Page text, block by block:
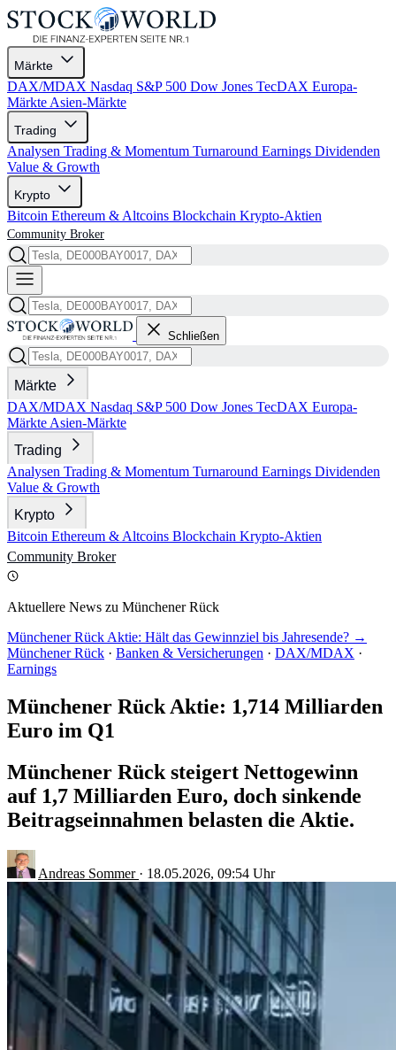
Märkte
DAX/MDAX Nasdaq S&P 500 Dow Jones TecDAX Europa-
Märkte Asien-Märkte
Trading
Analysen Trading & Momentum Turnaround Earnings Dividenden
Value & Growth
Krypto
Bitcoin Ethereum & Altcoins Blockchain Krypto-Aktien
Community Broker
Schließen
Märkte
DAX/MDAX Nasdaq S&P 500 Dow Jones TecDAX Europa-
Märkte Asien-Märkte
Trading
Analysen Trading & Momentum Turnaround Earnings Dividenden
Value & Growth
Krypto
Bitcoin Ethereum & Altcoins Blockchain Krypto-Aktien
Community Broker
Aktuellere News zu Münchener Rück
Münchener Rück Aktie: Hält das Gewinnziel bis Jahresende? →
Münchener Rück · Banken & Versicherungen · DAX/MDAX ·
Earnings
Münchener Rück Aktie: 1,714 Milliarden
Euro im Q1
Münchener Rück steigert Nettogewinn
auf 1,7 Milliarden Euro, doch sinkende
Beitragseinnahmen belasten die Aktie.
Andreas Sommer · 18.05.2026, 09:54 Uhr